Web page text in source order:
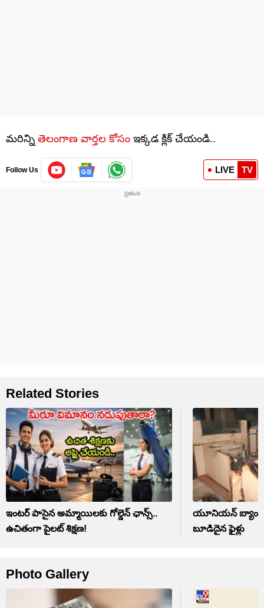
మరిన్ని తెలంగాణ వార్తల కోసం ఇక్కడ క్లిక్ చేయండి..
Follow Us LIVE TV
Related Stories
ఇంటర్ పాసైన అమ్మాయిలకు గోల్డెన్‌ ఛాన్స్..
ఉచితంగా పైలట్ శిక్షణ!
యూనియన్
బూడిదైన ఫైళ్లు
Photo Gallery